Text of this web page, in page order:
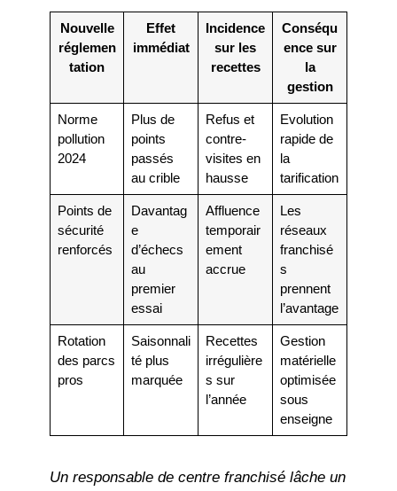
Nouvelle
réglemen
tation
Effet
immédiat
Incidence
sur les
recettes
Conséqu
ence sur
la
gestion
Norme
pollution
2024
Plus de
points
passés
au crible
Refus et
contre-
visites en
hausse
Evolution
rapide de
la
tarification
Points de
sécurité
renforcés
Davantag
e
d’échecs
au
premier
essai
Affluence
temporair
ement
accrue
Les
réseaux
franchisé
s
prennent
l’avantage
Rotation
des parcs
pros
Saisonnali
té plus
marquée
Recettes
irrégulière
s sur
l’année
Gestion
matérielle
optimisée
sous
enseigne
Un responsable de centre franchisé lâche un